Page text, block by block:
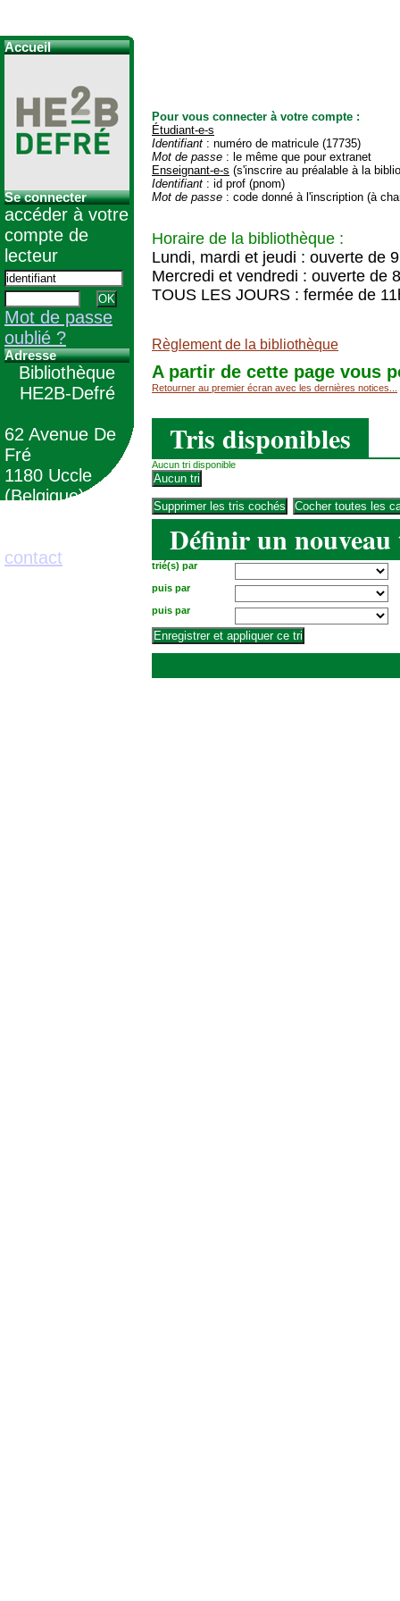
Pour vous connecter à votre compte :
Étudiant-e-s
Identifiant : numéro de matricule (17735)
Mot de passe : le même que pour extranet
Enseignant-e-s (s'inscrire au préalable à la
Identifiant : id prof (pnom)
Mot de passe : code donné à l'inscription (à
Horaire de la bibliothèque :
Lundi, mardi et jeudi : ouverte de
Mercredi et vendredi : ouverte de
TOUS LES JOURS : fermée de
Règlement de la bibliothèque
A partir de cette page vous
Retourner au premier écran avec les dernières notices...
Tris disponibles
Aucun tri disponible
Définir un
trié(s) par
puis par
puis par
Accueil
Se connecter
accéder à votre
compte de
lecteur
Mot de passe
oublié ?
Adresse
Bibliothèque
HE2B-Defré
62 Avenue De
Fré
1180 Uccle
(Belgique)
contact